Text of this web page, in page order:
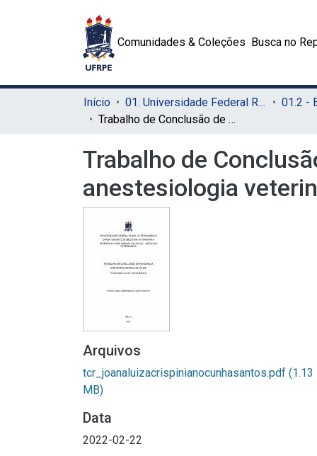
Comunidades & Coleções Busca no
Início
01. Universidade Federal Rural de Pernambuco - UFRPE (Sede)
Trabalho de Conclusão de Residência multiprofissional em saúde anestesiologia veterinária
Trabalho de
anestesiologia
Arquivos
tcr_joanaluizacrispinianocunhasantos.pdf (1.13
MB)
Data
2022-02-22